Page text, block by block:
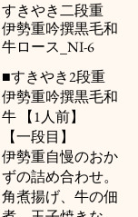
すきやき二段重
伊勢重吟撰黒毛和
牛ロース_NI-6
■すきやき2段重
伊勢重吟撰黒毛和
牛 【1人前】
【一段目】
伊勢重自慢のおか
ずの詰め合わせ。
角煮揚げ、牛の佃